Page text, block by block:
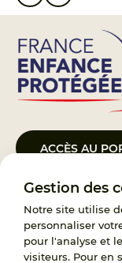
Gestion des
Notre site utilise
personnaliser
pour l'analyse et
visiteurs. Pour en
ACCÈS AU
Le Groupement
janvier 2023, a pour
119,
demandes d’accès
Protégée est